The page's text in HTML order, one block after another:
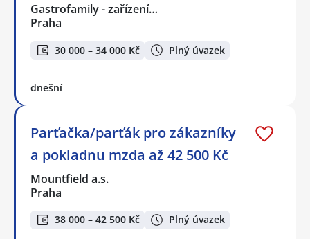
Gastrofamily - zařízení…
Praha
30 000 – 34 000 Kč Plný úvazek
dnešní
Parťačka/parťák pro zákazníky
a pokladnu mzda až 42 500 Kč
Mountfield a.s.
Praha
38 000 – 42 500 Kč Plný úvazek